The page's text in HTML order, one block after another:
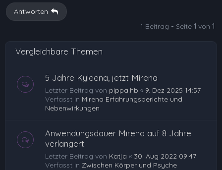
b
Antworten
1 Beitrag • Seite 1 von 1
Vergleichbare Themen
5 Jahre Kyleena, jetzt Mirena
Letzter Beitrag von pippa.hb « 9. Dez 2025 14:57
Verfasst in Mirena Erfahrungsberichte und
Nebenwirkungen
Anwendungsdauer Mirena auf 8 Jahre
verlängert
Letzter Beitrag von Katja « 30. Aug 2022 09:47
Verfasst in Zwischen Körper und Psyche